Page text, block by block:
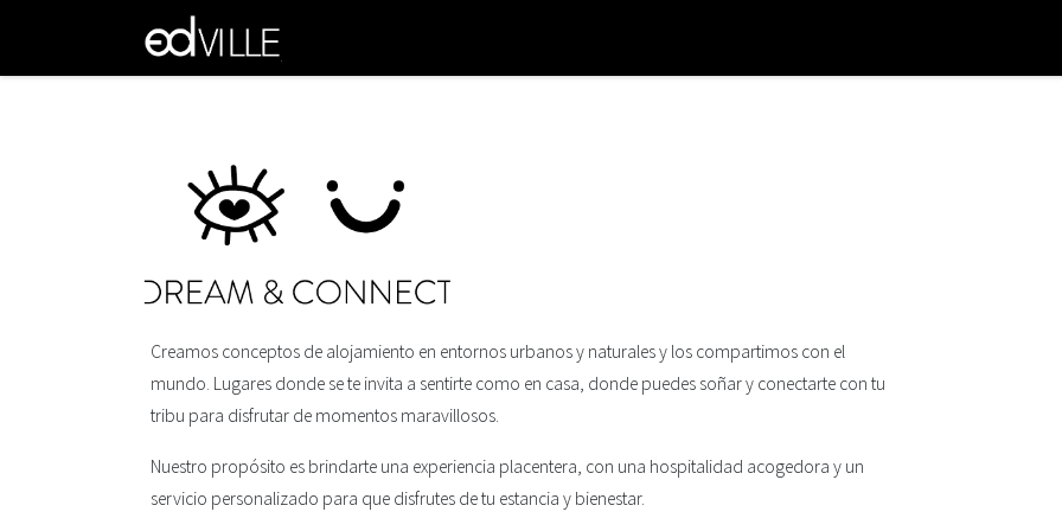
Creamos conceptos de alojamiento en entornos urbanos y naturales y los compartimos con el
mundo. Lugares donde se te invita a sentirte como en casa, donde puedes soñar y conectarte con tu
tribu para disfrutar de momentos maravillosos.
Nuestro propósito es brindarte una experiencia placentera, con una hospitalidad acogedora y un
servicio personalizado para que disfrutes de tu estancia y bienestar.